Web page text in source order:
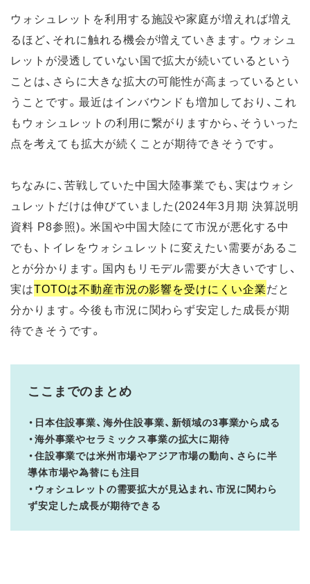
ウォシュレットを利用する施設や家庭が増えれば増え
るほど、それに触れる機会が増えていきます。ウォシュ
レットが浸透していない国で拡大が続いているという
ことは、さらに大きな拡大の可能性が高まっているとい
うことです。最近はインバウンドも増加しており、これ
もウォシュレットの利用に繋がりますから、そういった
点を考えても拡大が続くことが期待できそうです。
ちなみに、苦戦していた中国大陸事業でも、実はウォシ
ュレットだけは伸びていました(2024年3月期 決算説明
資料 P8参照)。米国や中国大陸にて市況が悪化する中
でも、トイレをウォシュレットに変えたい需要があるこ
とが分かります。国内もリモデル需要が大きいですし、
実はTOTOは不動産市況の影響を受けにくい企業だと
分かります。今後も市況に関わらず安定した成長が期
待できそうです。
ここまでのまとめ
・日本住設事業、海外住設事業、新領域の3事業から成る
・海外事業やセラミックス事業の拡大に期待
・住設事業では米州市場やアジア市場の動向、さらに半
導体市場や為替にも注目
・ウォシュレットの需要拡大が見込まれ、市況に関わら
ず安定した成長が期待できる